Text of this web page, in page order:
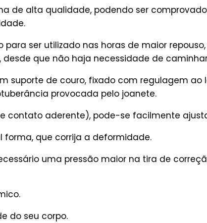
de alta qualidade, podendo ser
para ser utilizado nas horas de maior
que não haja necessidade de
suporte de couro, fixado com regulagem
provocada pelo joanete.
contato aderente), pode-se facilmente
forma, que corrija a deformidade.
uma pressão maior na tira de
do seu corpo.